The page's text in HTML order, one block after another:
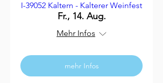
I-39052 Kaltern - Kalterer Weinfest
Fr., 14. Aug.
Mehr Infos
mehr Infos